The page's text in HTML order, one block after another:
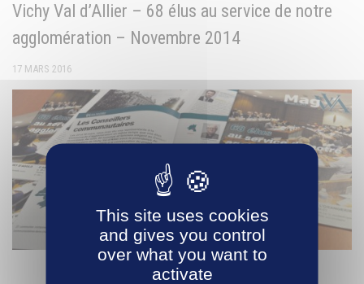
Vichy Val d’Allier – 68 élus au service de notre
agglomération – Novembre 2014
17 MARS 2016
This site uses cookies
and gives you control
over what you want to
activate